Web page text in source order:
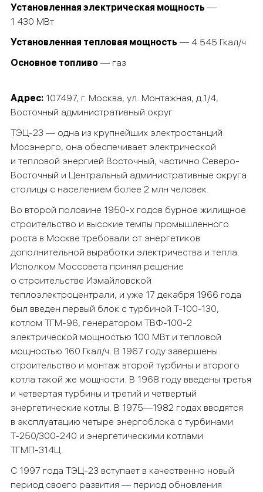
Установленная электрическая мощность —
1 430 МВт
Установленная тепловая мощность — 4 545 Гкал/ч
Основное топливо — газ
Адрес: 107497, г. Москва, ул. Монтажная, д.1/4,
Восточный административный округ
ТЭЦ-23 — одна из крупнейших электростанций
Мосэнерго, она обеспечивает электрической
и тепловой энергией Восточный, частично Северо-
Восточный и Центральный административные округа
столицы с населением более 2 млн человек.
Во второй половине 1950-х годов бурное жилищное
строительство и высокие темпы промышленного
роста в Москве требовали от энергетиков
дополнительной выработки электричества и тепла.
Исполком Моссовета принял решение
о строительстве Измайловской
теплоэлектроцентрали, и уже 17 декабря 1966 года
был введен первый блок с турбиной Т-100-130,
котлом ТГМ-96, генератором ТВФ-100-2
электрической мощностью 100 МВт и тепловой
мощностью 160 Гкал/ч. В 1967 году завершены
строительство и монтаж второй турбины и второго
котла такой же мощности. В 1968 году введены третья
и четвертая турбины и третий и четвертый
энергетические котлы. В 1975—1982 годах вводятся
в эксплуатацию четыре энергоблока с турбинами
Т-250/300-240 и энергетическими котлами
ТГМП-314Ц.
С 1997 года ТЭЦ-23 вступает в качественно новый
период своего развития — период обновления